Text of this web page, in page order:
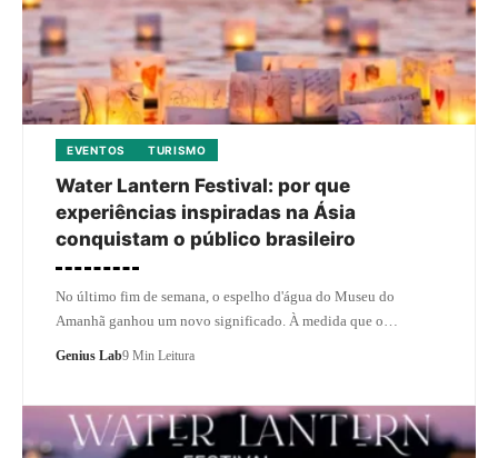
EVENTOS TURISMO
Water Lantern Festival: por que
experiências inspiradas na Ásia
conquistam o público brasileiro
No último fim de semana, o espelho d'água do Museu do
Amanhã ganhou um novo significado. À medida que o…
Genius Lab9 Min Leitura